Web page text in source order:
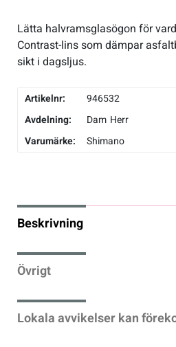
Flaskor & flaskställ
Packväskor
Pakethållare
Pedaler & klossar
Slang
Stänkskärmar
Lätta halvramsglasögon för
Contrast-lins som dämpar
sikt i dagsljus.
Artikelnr:
946532
Avdelning:
Dam Herr
Varumärke:
Shimano
Beskrivning
Övrigt
Lokala avvikelser kan